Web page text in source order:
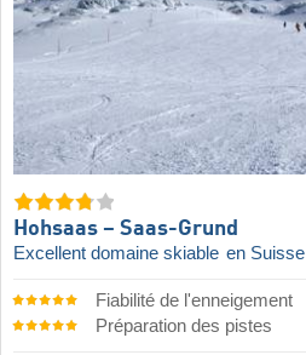
Hohsaas – Saas-Grund
Excellent domaine skiable en Suisse
Fiabilité de l'enneigement
Préparation des pistes